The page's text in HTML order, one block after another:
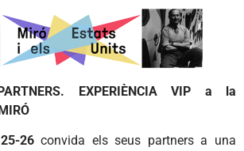
EXPERIÈNCIA VIP a la
26convida els seus partners a una